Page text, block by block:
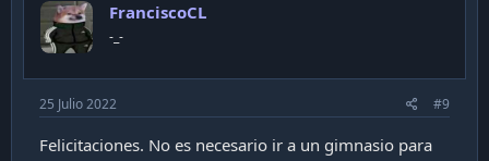
FranciscoCL
-_-
25 Julio 2022 #9
Felicitaciones. No es necesario ir a un gimnasio para